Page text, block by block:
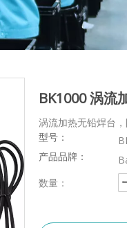
BK1000 涡流
涡流加热无铅焊台
型号：
产品品牌：
数量：